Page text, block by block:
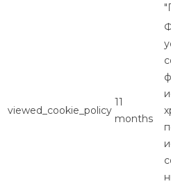
viewed_cookie_policy
11
months